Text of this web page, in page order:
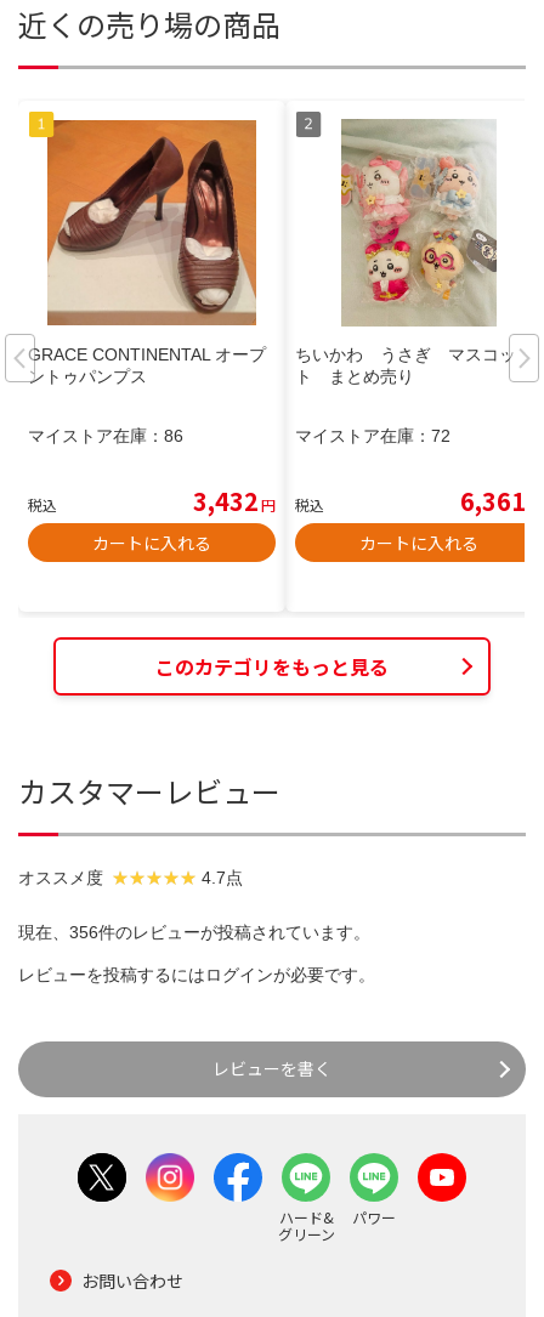
近くの売り場の商品
GRACE CONTINENTAL オープ
ントゥパンプス
マイストア在庫： 86
税込 3,432円
カートに入れる
ちいかわ うさぎ マスコッ
ト まとめ売り
マイストア在庫： 72
税込 6,361
カートに入れる
このカテゴリをもっと見る
カスタマーレビュー
オススメ度 4.7点
現在、356件のレビューが投稿されています。
レビューを投稿するにはログインが必要です。
レビューを書く
ハード&
グリーン
パワー
お問い合わせ